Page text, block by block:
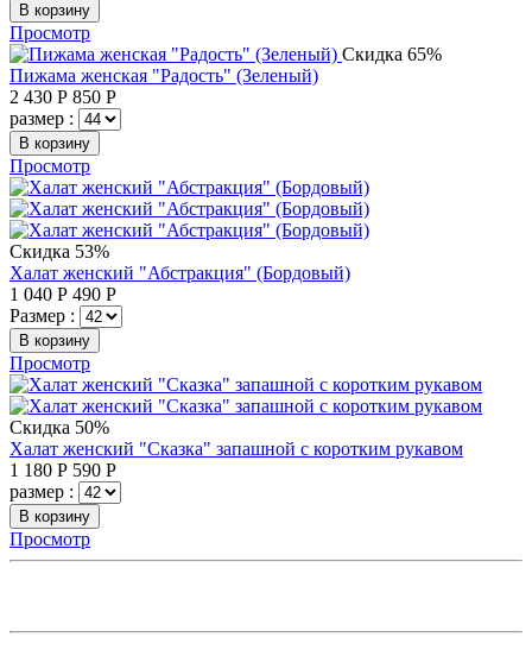
В корзину
Просмотр
Скидка 65%
Пижама женская "Радость" (Зеленый)
2 430 Р 850 Р
размер :
В корзину
Просмотр
Скидка 53%
Халат женский "Абстракция" (Бордовый)
1 040 Р 490 Р
Размер :
В корзину
Просмотр
Скидка 50%
Халат женский "Сказка" запашной с коротким рукавом
1 180 Р 590 Р
размер :
В корзину
Просмотр